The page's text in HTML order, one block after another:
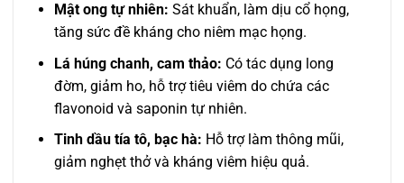
Mật ong tự nhiên: Sát khuẩn, làm dịu cổ họng,
tăng sức đề kháng cho niêm mạc họng.
Lá húng chanh, cam thảo: Có tác dụng long
đờm, giảm ho, hỗ trợ tiêu viêm do chứa các
flavonoid và saponin tự nhiên.
Tinh dầu tía tô, bạc hà: Hỗ trợ làm thông mũi,
giảm nghẹt thở và kháng viêm hiệu quả.